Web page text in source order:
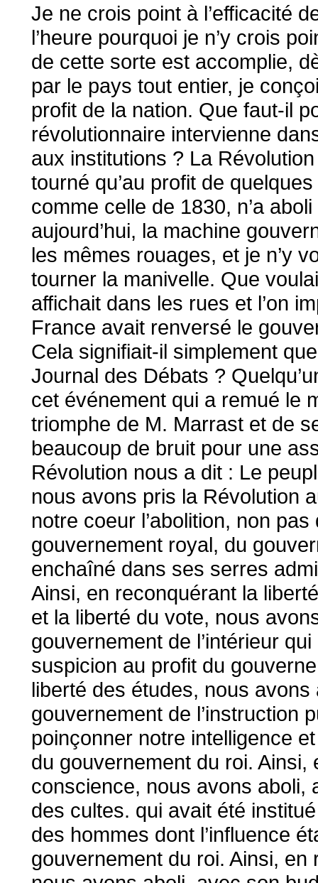
Je ne crois point à l’efficacité
l’heure pourquoi je n’y crois
de cette sorte est accomplie,
par le pays tout entier, je
profit de la nation. Que faut-il
révolutionnaire intervienne
aux institutions ? La
tourné qu’au profit de
comme celle de 1830, n’a
aujourd’hui, la machine
les mêmes rouages, et je n’y
tourner la manivelle. Que
affichait dans les rues et l’on
France avait renversé le
Cela signifiait-il simplement
Journal des Débats ?
cet événement qui a remué le
triomphe de M. Marrast et de
beaucoup de bruit pour une
Révolution nous a dit : Le
nous avons pris la Révolution
notre coeur l’abolition, non
gouvernement royal, du
enchaîné dans ses serres
Ainsi, en reconquérant la
et la liberté du vote, nous
gouvernement de l’intérieur
suspicion au profit du
liberté des études, nous
gouvernement de l’instruction
poinçonner notre intelligence
du gouvernement du roi.
conscience, nous avons aboli,
des cultes. qui avait été
des hommes dont l’influence
gouvernement du roi. Ainsi,